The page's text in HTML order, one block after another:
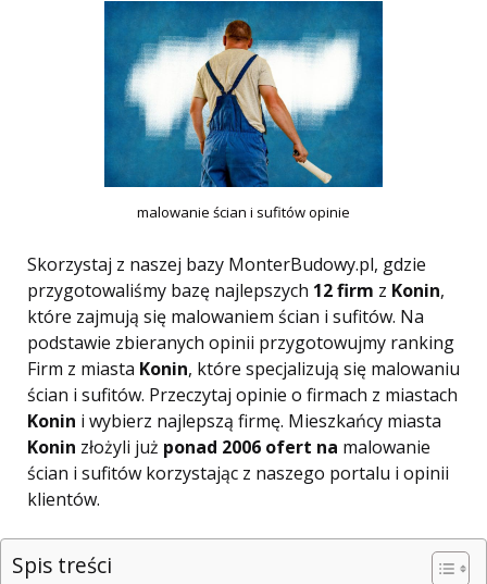
malowanie ścian i sufitów opinie
Skorzystaj z naszej bazy MonterBudowy.pl, gdzie
przygotowaliśmy bazę najlepszych 12 firm z Konin,
które zajmują się malowaniem ścian i sufitów. Na
podstawie zbieranych opinii przygotowujmy ranking
Firm z miasta Konin, które specjalizują się malowaniu
ścian i sufitów. Przeczytaj opinie o firmach z miastach
Konin i wybierz najlepszą firmę. Mieszkańcy miasta
Konin złożyli już ponad 2006 ofert na malowanie
ścian i sufitów korzystając z naszego portalu i opinii
klientów.
Spis treści